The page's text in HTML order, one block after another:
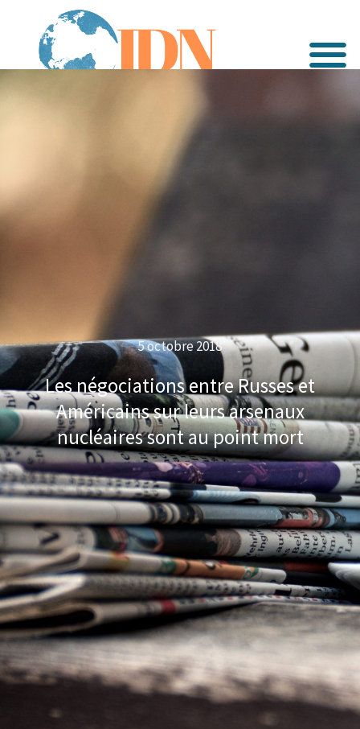
5 octobre 2018
Les négociations entre Russes et
Américains sur leurs arsenaux
nucléaires sont au point mort